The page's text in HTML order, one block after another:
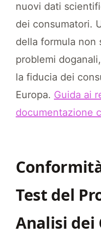
nuovi dati
dei consumatori.
della formula non
problemi
la fiducia dei
Europa. Guida ai
documentazione
Test del
Analisi dei